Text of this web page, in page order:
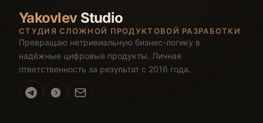
YakovlevStudio
СТУДИЯ СЛОЖНОЙ ПРОДУКТОВОЙ РАЗРАБОТКИ
Превращаю нетривиальную бизнес-логику в
надёжные цифровые продукты. Личная
ответственность за результат с 2016 года.